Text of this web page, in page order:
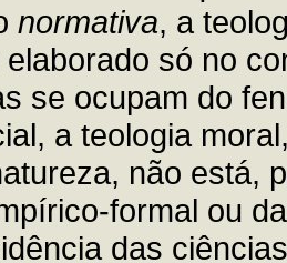
normativa, a
só no
se ocupam do
a teologia
não está,
formal ou
das